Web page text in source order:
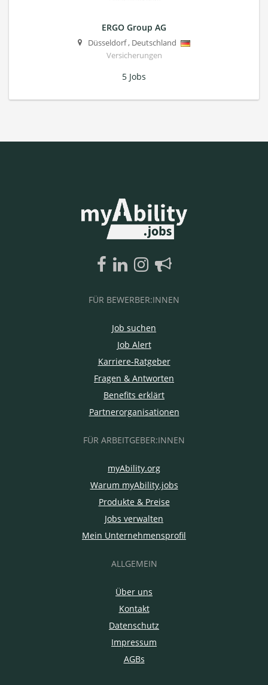
ERGO Group AG
Düsseldorf, Deutschland
Versicherungen
5 Jobs
FÜR BEWERBER:INNEN
Job suchen
Job Alert
Karriere-Ratgeber
Fragen & Antworten
Benefits erklärt
Partnerorganisationen
FÜR ARBEITGEBER:INNEN
myAbility.org
Warum myAbility.jobs
Produkte & Preise
Jobs verwalten
Mein Unternehmensprofil
ALLGEMEIN
Über uns
Kontakt
Datenschutz
Impressum
AGBs